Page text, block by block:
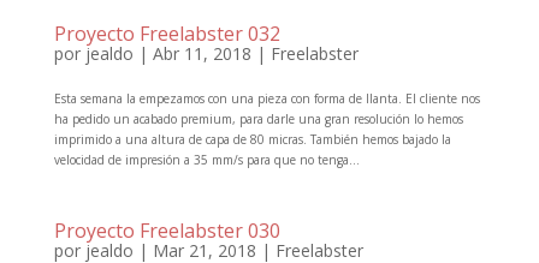
Proyecto Freelabster 032
por jealdo | Abr 11, 2018 | Freelabster
Esta semana la empezamos con una pieza con forma de llanta. El cliente nos
ha pedido un acabado premium, para darle una gran resolución lo hemos
imprimido a una altura de capa de 80 micras. También hemos bajado la
velocidad de impresión a 35 mm/s para que no tenga...
Proyecto Freelabster 030
por jealdo | Mar 21, 2018 | Freelabster